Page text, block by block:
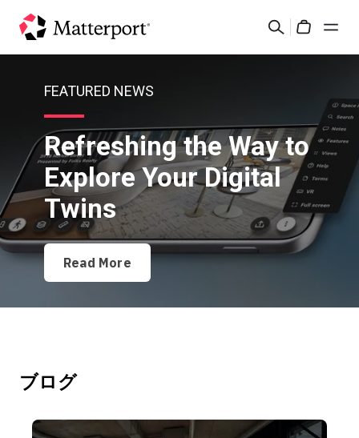
検
ソリューション
料金設定
リソース
最新情報
お問い合わせ
無料トライアル
FEATURED NEWS
Refreshing the Way to
Explore Your Digital
Twins
Read More
ブログ